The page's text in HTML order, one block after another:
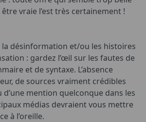
vraie l’est très certainement !
la désinformation et/ou les histoires
: gardez l’œil sur les fautes de
et de syntaxe. L’absence
de sources vraiment crédibles
d’une mention quelconque dans les
médias devraient vous mettre
à l’oreille.